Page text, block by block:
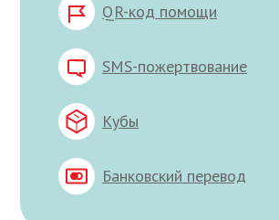
QR-код помощи
SMS-пожертвование
Кубы
Банковский перевод